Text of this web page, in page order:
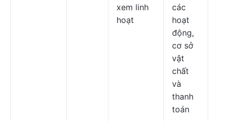
xem linh
hoạt
các
hoạt
động,
cơ sở
vật
chất
và
thanh
toán